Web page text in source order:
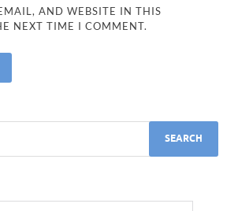
AND WEBSITE IN THIS
NEXT TIME I COMMENT.